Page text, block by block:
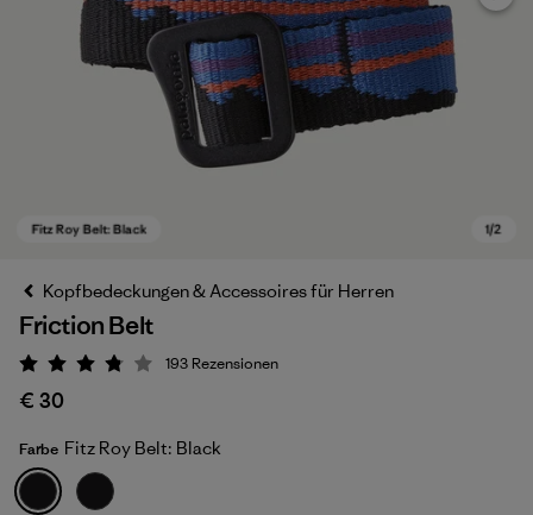
Fitz Roy Belt: Black
Kopfbedeckungen & Accessoires für Herren
Friction Belt
Bewertung: 3.8 / 5
193 Rezensionen
€ 30
Farbe Fitz Roy Belt: Black